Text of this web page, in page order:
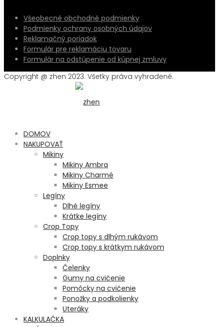
Všeobecné obchodné podmienky
Podmienky ochrany osobných údajov
Reklamačný poriadok
Formulár pre reklamáciu tovaru
Formulár na odstúpenie od kúpnej zmluvy
Copyright @ zhen 2023. Všetky práva vyhradené.
DOMOV
NAKUPOVAŤ
Mikiny
Mikiny Ambra
Mikiny Charmé
Mikiny Esmee
Legíny
Dlhé legíny
Krátke legíny
Crop Topy
Crop topy s dlhým rukávom
Crop topy s krátkym rukávom
Doplnky
Čelenky
Gumy na cvičenie
Pomôcky na cvičenie
Ponožky a podkolienky
Uteráky
KALKULAČKA